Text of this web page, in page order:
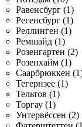
Равенсбург (1)
Регенсбург (1)
Реллинген (1)
Ремшайд (1)
Розенгартен (2)
Розенхайм (1)
Саарбрюккен
Тегернзее (1)
Тельтов (1)
Торгау (1)
Унтервёссен (2)